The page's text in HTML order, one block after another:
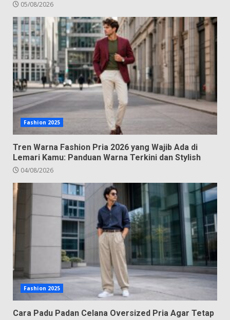
05/08/2026
Fashion 2025
Tren Warna Fashion Pria 2026 yang Wajib Ada di
Lemari Kamu: Panduan Warna Terkini dan Stylish
04/08/2026
Fashion 2025
Cara Padu Padan Celana Oversized Pria Agar Tetap